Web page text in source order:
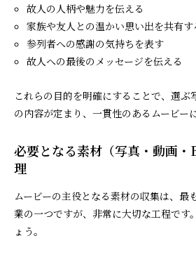
故人の人柄や魅力を伝える
家族や友人との温かい思い出を共有す
参列者への感謝の気持ちを表す
故人への最後のメッセージを伝える
これらの目的を明確にすることで、選ぶ
の内容が定まり、一貫性のあるムービー
必要となる素材（写真・動画
理
ムービーの主役となる素材の収集は、最
業の一つですが、非常に大切な工程です
ょう。